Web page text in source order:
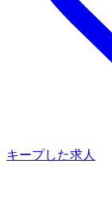
キープした求人